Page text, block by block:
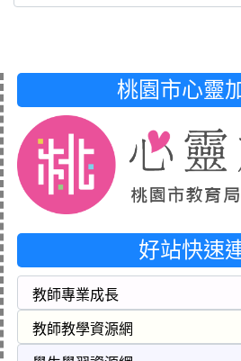
桃園市心靈
好站快速